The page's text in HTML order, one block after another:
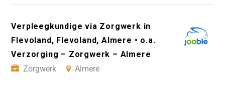
Verpleegkundige via Zorgwerk in
Flevoland, Flevoland, Almere • o.a.
Verzorging – Zorgwerk – Almere
Zorgwerk
Almere